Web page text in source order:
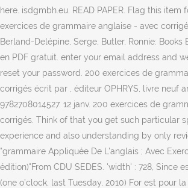
here. isdgmbh.eu. READ PAPER. Flag this item
exercices de grammaire anglaise - avec
Berland-Delépine, Serge, Butler, Ronnie:
en PDF gratuit. enter your email address and
reset your password. 200 exercices de
corrigés écrit par , éditeur OPHRYS, livre neuf
9782708014527. 12 janv. 200 exercices de
corrigés. Think of that you get such particular
experience and also understanding by only
"grammaire Appliquée De L'anglais ; Avec
édition)"From CDU SEDES. 'width' : 728, Since
(one o’clock, last Tuesday, 2010) For est pour